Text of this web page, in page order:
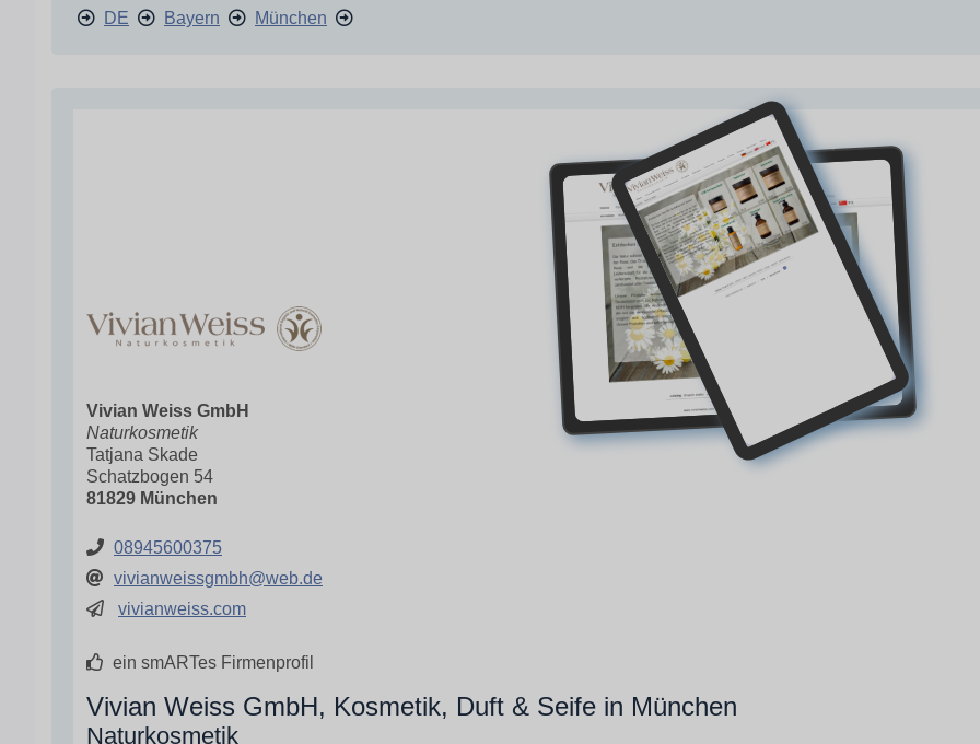
DE
Bayern München
Vivian Weiss GmbH
Naturkosmetik
Tatjana Skade
Schatzbogen 54
81829 München
08945600375
vivianweissgmbh@web.de
vivianweiss.com
ein smARTes Firmenprofil
Vivian Weiss GmbH, Kosmetik, Duft & Seife in München
Naturkosmetik